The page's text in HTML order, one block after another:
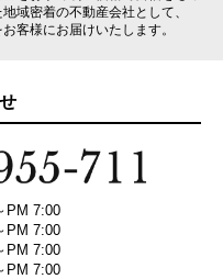
域密着の不動産会社として、
客様にお届けいたします。
PM 7:00
PM 7:00
PM 7:00
PM 7:00